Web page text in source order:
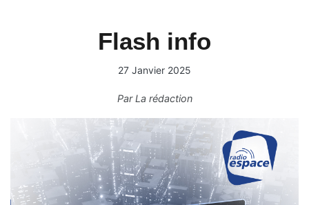
Flash info
27 Janvier 2025
ParLa rédaction